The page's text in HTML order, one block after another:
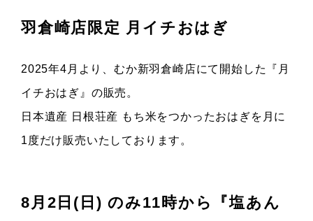
羽倉崎店限定 月イチおはぎ
2025年4月より、むか新羽倉崎店にて開始した『月
イチおはぎ』の販売。
日本遺産 日根荘産 もち米をつかったおはぎを月に
1度だけ販売いたしております。
8月2日(日) のみ11時から『塩あん